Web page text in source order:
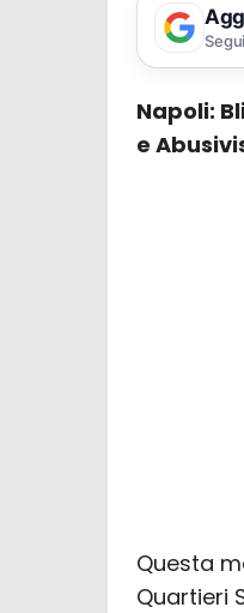
Napoli:
e
Questa
Quartieri